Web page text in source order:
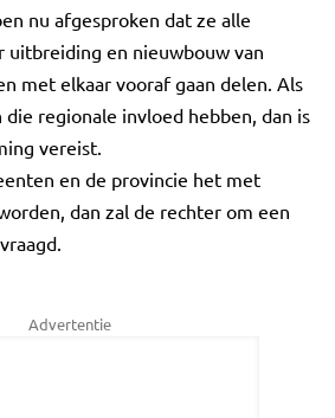
nu afgesproken dat ze alle
uitbreiding en nieuwbouw van
met elkaar vooraf gaan delen. Als
regionale invloed hebben, dan is
vereist.
en de provincie het met
dan zal de rechter om een
Advertentie